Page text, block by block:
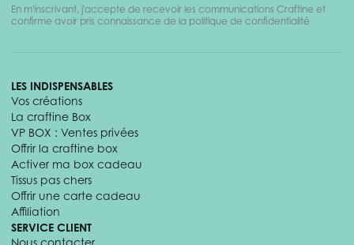
En m'inscrivant, j'accepte de recevoir les communications Craftine et
confirme avoir pris connaissance de la politique de confidentialité
LES INDISPENSABLES
Vos créations
La craftine Box
VP BOX : Ventes privées
Offrir la craftine box
Activer ma box cadeau
Tissus pas chers
Offrir une carte cadeau
Affiliation
SERVICE CLIENT
Nous contacter